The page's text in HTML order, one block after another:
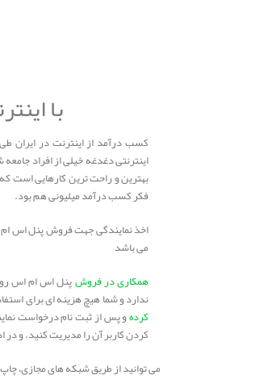
با
کسب درآمد از اینترنت در
اینترنتی دغدغه خیلی از افراد
بهترین و راحت ترین کارهایی است
فکر کسب درآمد میلیونی هم بود.
اخذ نمایندگی جهت فروش پنل اس ام
می باشد
همکاری در فروشپنل اس ام اس
ندارد و شما هیچ هزینه ای برای
کردهو پس از ثبت نام درخواست
کردن کاربر آن را مدیریت کنید. و
می توانید از طریق شبکه های مجازی،